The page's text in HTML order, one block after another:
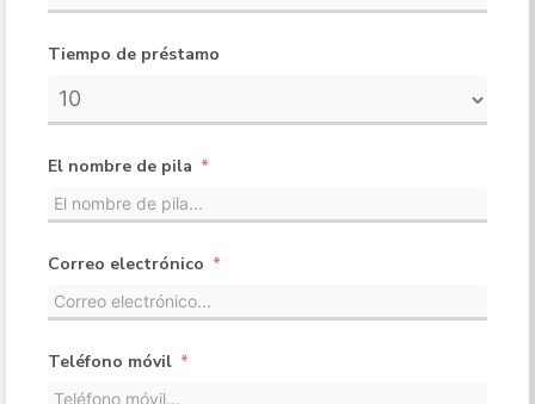
Tiempo de préstamo
El nombre de pila
Correo electrónico
Teléfono móvil